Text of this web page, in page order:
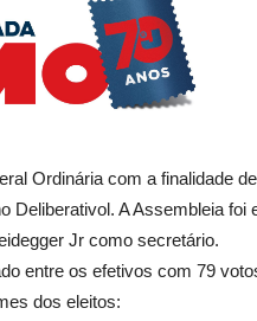
Ordinária com a finalidade
A Assembleia foi
Jr como secretário.
entre os efetivos com 79
dos eleitos: